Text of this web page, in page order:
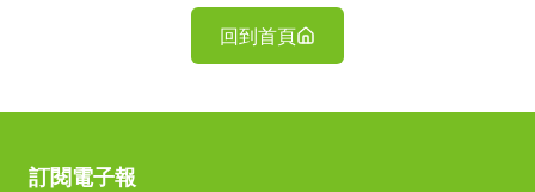
回到首頁
訂閱電子報